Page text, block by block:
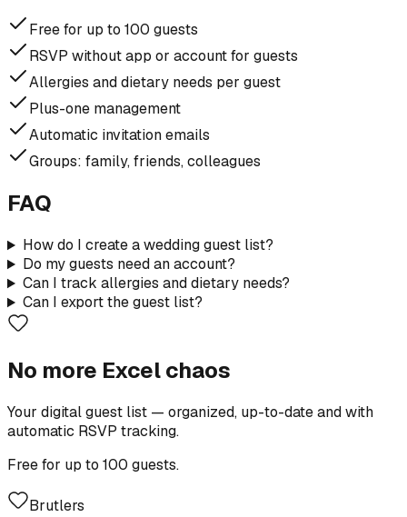
Free for up to 100 guests
RSVP without app or account for guests
Allergies and dietary needs per guest
Plus-one management
Automatic invitation emails
Groups: family, friends, colleagues
FAQ
How do I create a wedding guest list?
Do my guests need an account?
Can I track allergies and dietary needs?
Can I export the guest list?
No more Excel chaos
Your digital guest list — organized, up-to-date and with
automatic RSVP tracking.
Free for up to 100 guests.
Brutlers